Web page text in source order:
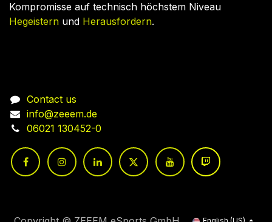
Kompromisse auf technisch höchstem Niveau
Hegeistern und Herausfordern.
Contact us
info@zeeem.de
06021 130452-0